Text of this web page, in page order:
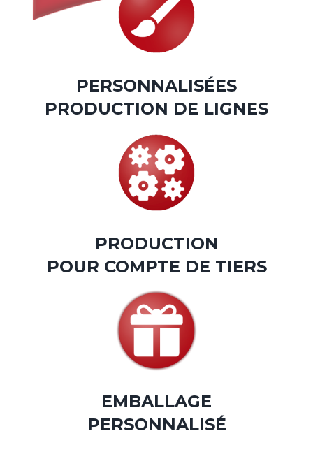
PERSONNALISÉES
PRODUCTION DE LIGNES
PRODUCTION
POUR COMPTE DE TIERS
EMBALLAGE
PERSONNALISÉ